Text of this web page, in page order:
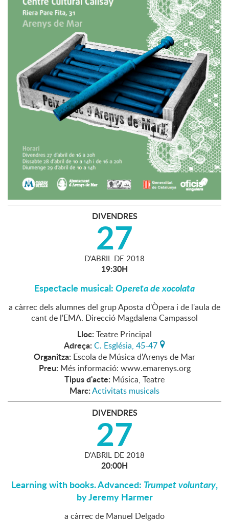
DIVENDRES
27
D'ABRIL DE 2018
19:30H
Espectacle musical:Opereta de xocolata
a càrrec dels alumnes del grup Aposta d'Òpera i de l'aula de
cant de l'EMA. Direcció Magdalena Campassol
Lloc: Teatre Principal
Adreça: C. Església, 45-47
Organitza: Escola de Música d'Arenys de Mar
Preu: Més informació: www.emarenys.org
Tipus d'acte: Música, Teatre
Marc:Activitats musicals
DIVENDRES
27
D'ABRIL DE 2018
20:00H
Learning with books. Advanced: Trumpet voluntary,
by Jeremy Harmer
a càrrec de Manuel Delgado